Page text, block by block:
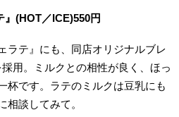
』(HOT／ICE)550円
ラテ』にも、同店オリジナルブレ
用。ミルクとの相性が良く、ほっ
杯です。ラテのミルクは豆乳にも
相談してみて。